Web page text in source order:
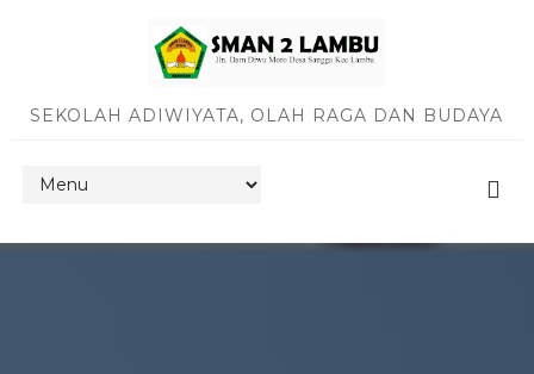
SEKOLAH ADIWIYATA, OLAH RAGA DAN BUDAYA